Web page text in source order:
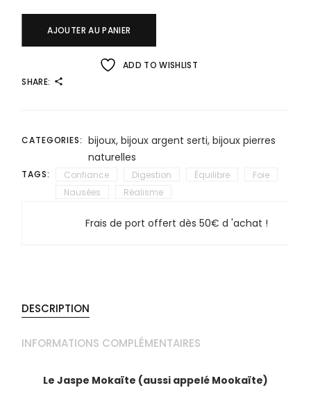
AJOUTER AU PANIER
ADD TO WISHLIST
SHARE:
CATEGORIES: bijoux, bijoux argent serti, bijoux pierres
naturelles
TAGS: Confiance Digestion Équilibre
Foie
Nausées
Réalisme
Frais de port offert dès 50€ d 'achat !
DESCRIPTION
INFORMATIONS COMPLÉMENTAIRES
Le Jaspe Mokaïte (aussi appelé Mookaïte)